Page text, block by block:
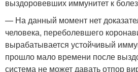
выздоровевших иммунитет к
— На данный момент нет
человека, переболевшего
вырабатывается устойчивый
прошло мало времени после
система не может давать отпор